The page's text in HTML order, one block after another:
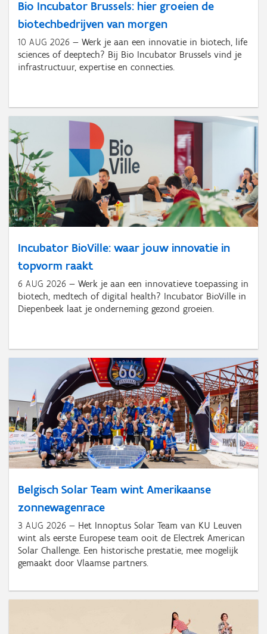
Bio Incubator Brussels: hier groeien de
biotechbedrijven van morgen
10 AUG 2026
Werk je aan een innovatie in biotech, life
sciences of deeptech? Bij Bio Incubator Brussels vind je
infrastructuur, expertise en connecties.
Incubator BioVille: waar jouw innovatie in
topvorm raakt
6 AUG 2026
Werk je aan een innovatieve toepassing in
biotech, medtech of digital health? Incubator BioVille in
Diepenbeek laat je onderneming gezond groeien.
Belgisch Solar Team wint Amerikaanse
zonnewagenrace
3 AUG 2026
Het Innoptus Solar Team van KU Leuven
wint als eerste Europese team ooit de Electrek American
Solar Challenge. Een historische prestatie, mee mogelijk
gemaakt door Vlaamse partners.